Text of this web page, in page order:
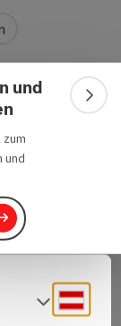
und
zum
und
für
an
Zubehör,